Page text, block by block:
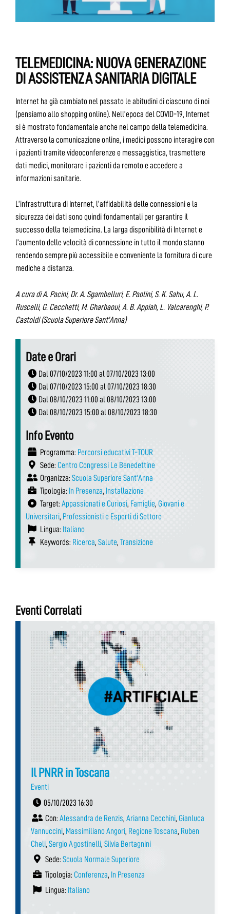
TELEMEDICINA: NUOVA GENERAZIONE
DI ASSISTENZA SANITARIA DIGITALE
Internet ha già cambiato nel passato le abitudini di ciascuno di noi
(pensiamo allo shopping online). Nell’epoca del COVID-19, Internet
si è mostrato fondamentale anche nel campo della telemedicina.
Attraverso la comunicazione online, i medici possono interagire con
i pazienti tramite videoconferenze e messaggistica, trasmettere
dati medici, monitorare i pazienti da remoto e accedere a
informazioni sanitarie.
L’infrastruttura di Internet, l’affidabilità delle connessioni e la
sicurezza dei dati sono quindi fondamentali per garantire il
successo della telemedicina. La larga disponibilità di Internet e
l’aumento delle velocità di connessione in tutto il mondo stanno
rendendo sempre più accessibile e conveniente la fornitura di cure
mediche a distanza.
A cura di A. Pacini, Dr. A. Sgambelluri, E. Paolini, S. K. Sahu, A. L.
Ruscelli, G. Cecchetti, M. Gharbaoui, A. B. Appiah, L. Valcarenghi, P.
Castoldi (Scuola Superiore Sant’Anna)
Date e Orari
Dal 07/10/2023 11:00 al 07/10/2023 13:00
Dal 07/10/2023 15:00 al 07/10/2023 18:30
Dal 08/10/2023 11:00 al 08/10/2023 13:00
Dal 08/10/2023 15:00 al 08/10/2023 18:30
Info Evento
Programma: Percorsi educativi T-TOUR
Sede: Centro Congressi Le Benedettine
Organizza: Scuola Superiore Sant'Anna
Tipologia: In Presenza, Installazione
Target: Appassionati e Curiosi, Famiglie, Giovani e
Universitari, Professionisti e Esperti di Settore
Lingua: Italiano
Keywords: Ricerca, Salute, Transizione
Eventi Correlati
Il PNRR in Toscana
Eventi
05/10/2023 16:30
Con: Alessandra de Renzis, Arianna Cecchini, Gianluca
Vannuccini, Massimiliano Angori, Regione Toscana, Ruben
Cheli, Sergio Agostinelli, Silvia Bertagnini
Sede: Scuola Normale Superiore
Tipologia: Conferenza, In Presenza
Lingua: Italiano